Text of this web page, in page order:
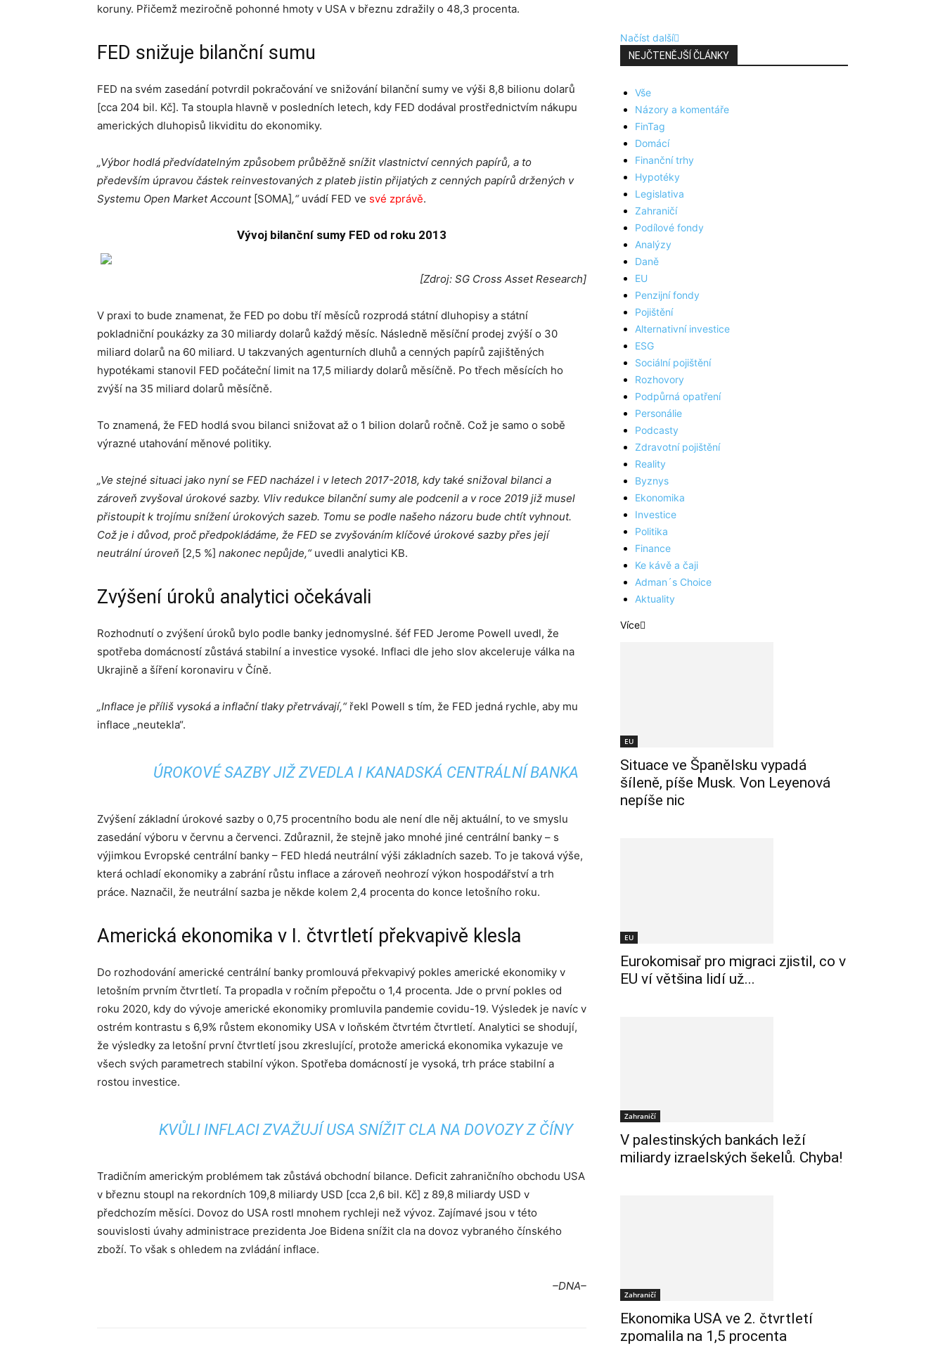
koruny. Přičemž meziročně pohonné hmoty v USA v březnu zdražily o 48,3 procenta.
FED snižuje bilanční sumu
FED na svém zasedání potvrdil pokračování ve snižování bilanční sumy ve výši 8,8 bilionu dolarů
[cca 204 bil. Kč]. Ta stoupla hlavně v posledních letech, kdy FED dodával prostřednictvím nákupu
amerických dluhopisů likviditu do ekonomiky.
„Výbor hodlá předvídatelným způsobem průběžně snížit vlastnictví cenných papírů, a to
především úpravou částek reinvestovaných z plateb jistin přijatých z cenných papírů držených v
Systemu Open Market Account [SOMA],“uvádí FED ve své zprávě.
Vývoj bilanční sumy FED od roku 2013
[Zdroj: SG Cross Asset Research]
V praxi to bude znamenat, že FED po dobu tří měsíců rozprodá státní dluhopisy a státní
pokladniční poukázky za 30 miliardy dolarů každý měsíc. Následně měsíční prodej zvýší o 30
miliard dolarů na 60 miliard. U takzvaných agenturních dluhů a cenných papírů zajištěných
hypotékami stanovil FED počáteční limit na 17,5 miliardy dolarů měsíčně. Po třech měsících ho
zvýší na 35 miliard dolarů měsíčně.
To znamená, že FED hodlá svou bilanci snižovat až o 1 bilion dolarů ročně. Což je samo o sobě
výrazné utahování měnové politiky.
„Ve stejné situaci jako nyní se FED nacházel i v letech 2017-2018, kdy také snižoval bilanci a
zároveň zvyšoval úrokové sazby. Vliv redukce bilanční sumy ale podcenil a v roce 2019 již musel
přistoupit k trojímu snížení úrokových sazeb. Tomu se podle našeho názoru bude chtít vyhnout.
Což je i důvod, proč předpokládáme, že FED se zvyšováním klíčové úrokové sazby přes její
neutrální úroveň [2,5 %] nakonec nepůjde,“uvedli analytici KB.
Zvýšení úroků analytici očekávali
Rozhodnutí o zvýšení úroků bylo podle banky jednomyslné. šéf FED Jerome Powell uvedl, že
spotřeba domácností zůstává stabilní a investice vysoké. Inflaci dle jeho slov akceleruje válka na
Ukrajině a šíření koronaviru v Číně.
„Inflace je příliš vysoká a inflační tlaky přetrvávají,“řekl Powell s tím, že FED jedná rychle, aby mu
inflace „neutekla“.
ÚROKOVÉ SAZBY JIŽ ZVEDLA I KANADSKÁ CENTRÁLNÍ BANKA
Zvýšení základní úrokové sazby o 0,75 procentního bodu ale není dle něj aktuální, to ve smyslu
zasedání výboru v červnu a červenci. Zdůraznil, že stejně jako mnohé jiné centrální banky – s
výjimkou Evropské centrální banky – FED hledá neutrální výši základních sazeb. To je taková výše,
která ochladí ekonomiky a zabrání růstu inflace a zároveň neohrozí výkon hospodářství a trh
práce. Naznačil, že neutrální sazba je někde kolem 2,4 procenta do konce letošního roku.
Americká ekonomika v I. čtvrtletí překvapivě klesla
Do rozhodování americké centrální banky promlouvá překvapivý pokles americké ekonomiky v
letošním prvním čtvrtletí. Ta propadla v ročním přepočtu o 1,4 procenta. Jde o první pokles od
roku 2020, kdy do vývoje americké ekonomiky promluvila pandemie covidu-19. Výsledek je navíc v
ostrém kontrastu s 6,9% růstem ekonomiky USA v loňském čtvrtém čtvrtletí. Analytici se shodují,
že výsledky za letošní první čtvrtletí jsou zkreslující, protože americká ekonomika vykazuje ve
všech svých parametrech stabilní výkon. Spotřeba domácností je vysoká, trh práce stabilní a
rostou investice.
KVŮLI INFLACI ZVAŽUJÍ USA SNÍŽIT CLA NA DOVOZY Z ČÍNY
Tradičním americkým problémem tak zůstává obchodní bilance. Deficit zahraničního obchodu USA
v březnu stoupl na rekordních 109,8 miliardy USD [cca 2,6 bil. Kč] z 89,8 miliardy USD v
předchozím měsíci. Dovoz do USA rostl mnohem rychleji než vývoz. Zajímavé jsou v této
souvislosti úvahy administrace prezidenta Joe Bidena snížit cla na dovoz vybraného čínského
zboží. To však s ohledem na zvládání inflace.
–DNA–
Načíst další
NEJČTENĚJŠÍ ČLÁNKY
Vše
Názory a komentáře
FinTag
Domácí
Finanční trhy
Hypotéky
Legislativa
Zahraničí
Podílové fondy
Analýzy
Daně
EU
Penzijní fondy
Pojištění
Alternativní investice
ESG
Sociální pojištění
Rozhovory
Podpůrná opatření
Personálie
Podcasty
Zdravotní pojištění
Reality
Byznys
Ekonomika
Investice
Politika
Finance
Ke kávě a čaji
Adman´s Choice
Aktuality
Více
EU
Situace ve Španělsku vypadá
šíleně, píše Musk. Von Leyenová
nepíše nic
EU
Eurokomisař pro migraci zjistil, co v
EU ví většina lidí už...
Zahraničí
V palestinských bankách leží
miliardy izraelských šekelů. Chyba!
Zahraničí
Ekonomika USA ve 2. čtvrtletí
zpomalila na 1,5 procenta